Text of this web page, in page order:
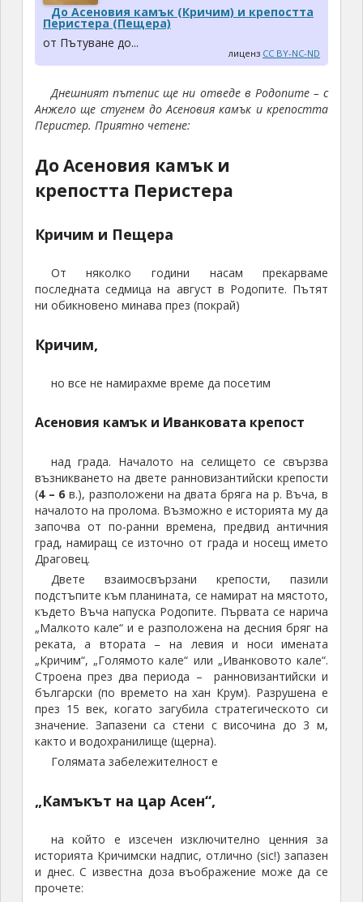
До Асеновия камък (Кричим) и крепостта
Перистера (Пещера)
от Пътуване до...
лиценз CC BY-NC-ND
Днешният пътепис ще ни отведе в Родопите – с
Анжело ще стугнем до Асеновия камък и крепостта
Перистер. Приятно четене:
До Асеновия камък и
крепостта Перистера
Кричим и Пещера
От няколко години насам прекарваме
последната седмица на август в Родопите. Пътят
ни обикновено минава през (покрай)
Кричим,
но все не намирахме време да посетим
Асеновия камък и Иванковата крепост
над града. Началото на селището се свързва
възникването на двете ранновизантийски крепости
(4 – 6 в.), разположени на двата бряга на р. Въча, в
началото на пролома. Възможно е историята му да
започва от по-ранни времена, предвид античния
град, намиращ се източно от града и носещ името
Драговец.
Двете взаимосвързани крепости, пазили
подстъпите към планината, се намират на мястото,
където Въча напуска Родопите. Първата се нарича
„Малкото кале“ и е разположена на десния бряг на
реката, а втората – на левия и носи имената
„Кричим“, „Голямото кале“ или „Иванковото кале“.
Строена през два периода – ранновизантийски и
български (по времето на хан Крум). Разрушена е
през 15 век, когато загубила стратегическото си
значение. Запазени са стени с височина до 3 м,
както и водохранилище (щерна).
Голямата забележителност е
„Камъкът на цар Асен“,
на който е изсечен изключително ценния за
историята Кричимски надпис, отлично (sic!) запазен
и днес. С известна доза въображение може да се
прочете: